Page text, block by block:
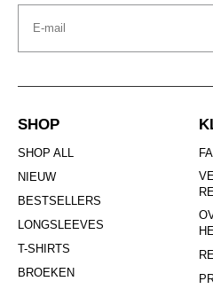
Email
SHOP
SHOP ALL
NIEUW
BESTSELLERS
LONGSLEEVES
T-SHIRTS
BROEKEN